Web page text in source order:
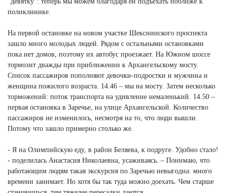
поликлинике.
На первой остановке на новом участке Шекснинского проспекта
зашло много молодых людей. Рядом с остальными остановками
пока нет домов, поэтому их автобус проезжает. На Южном шоссе
тормозит дважды при приближении к Архангельскому мосту.
Список пассажиров пополняют девочки-подростки и мужчина и
женщина пожилого возраста. 14.46 – мы на мосту. Затем несколько
торможений: поток транспорта на удивление немаленький. 14.50 –
первая остановка в Заречье, на улице Архангельской. Количество
пассажиров не изменилось, несмотря на то, что люди вышли.
Потому что зашло примерно столько же.
- Я на Олимпийскую еду, в район Беляева, к подруге. Удобно стало!
- поделилась Анастасия Николаевна, усаживаясь. – Понимаю, что
работающим людям такая экскурсия по Заречью невыгодна: много
времени занимает. Но хотя бы так туда можно доехать. Чем старше